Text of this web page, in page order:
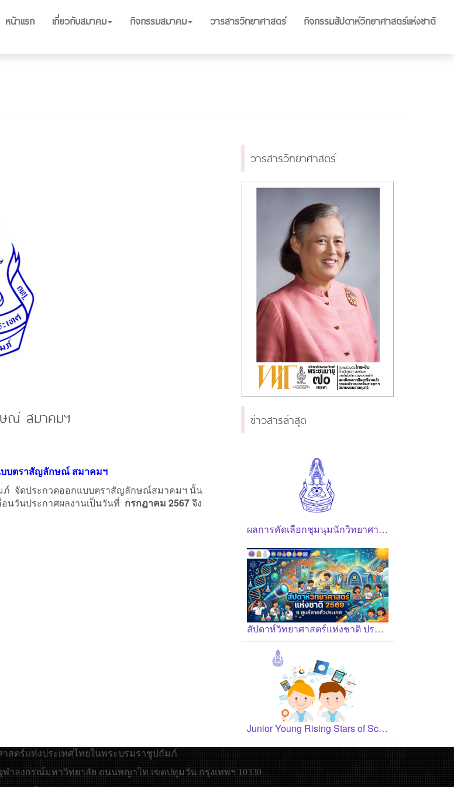
หน้าแรก เกี่ยวกับสมาคม กิจกรรมสมาคม วารสารวิทยาศาสตร์ กิจกรรมสัปดาห์วิทยาศาสตร์แห่งชาติ
ษณ์ สมาคมฯ
บบตราสัญลักษณ์ สมาคมฯ
จัดประกวดออกแบบตราสัญลักษณ์สมาคมฯ นั้น
นวันประกาศผลงานเป็นวันที่ กรกฎาคม 2567จึง
วารสารวิทยาศาสตร์
ข่าวสารล่าสุด
ผลการคัดเลือกชุมนุมนักวิทยาศาสตร์รุ่นเยาว์ ปี 2569
สัปดาห์วิทยาศาสตร์แห่งชาติ ประจำปี 2569
Junior Young Rising Stars of Science Award 2026
สตร์แห่งประเทศไทยในพระบรมราชูปถัมภ์
าลงกรณ์มหาวิทยาลัย ถนนพญาไท เขตปทุมวัน กรุงเทพฯ 10330